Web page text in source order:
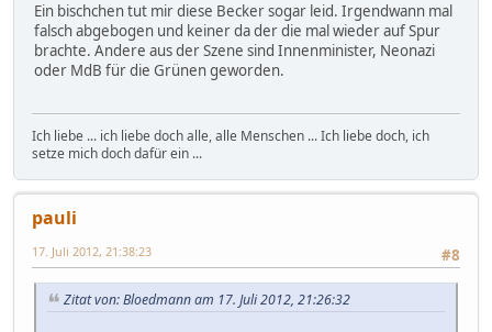
Ein bischchen tut mir diese Becker sogar leid. Irgendwann mal
falsch abgebogen und keiner da der die mal wieder auf Spur
brachte. Andere aus der Szene sind Innenminister, Neonazi
oder MdB für die Grünen geworden.
Ich liebe ... ich liebe doch alle, alle Menschen ... Ich liebe doch, ich
setze mich doch dafür ein ...
pauli
#8
17. Juli 2012, 21:38:23
Zitat von: Bloedmann am 17. Juli 2012, 21:26:32